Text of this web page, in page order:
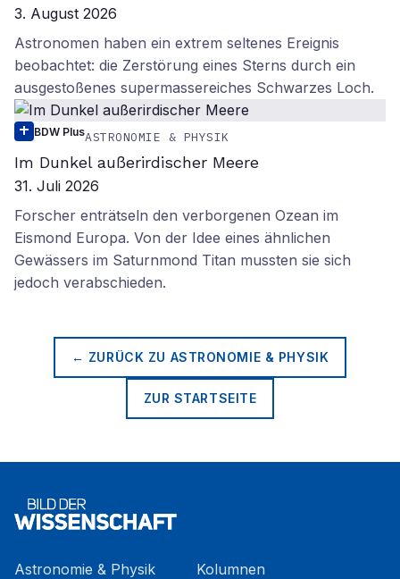
3. August 2026
Astronomen haben ein extrem seltenes Ereignis
beobachtet: die Zerstörung eines Sterns durch ein
ausgestoßenes supermassereiches Schwarzes Loch.
BDW PlusASTRONOMIE & PHYSIK
Im Dunkel außerirdischer Meere
31. Juli 2026
Forscher enträtseln den verborgenen Ozean im
Eismond Europa. Von der Idee eines ähnlichen
Gewässers im Saturnmond Titan mussten sie sich
jedoch verabschieden.
← ZURÜCK ZU ASTRONOMIE & PHYSIK
ZUR STARTSEITE
Astronomie & Physik
Kolumnen